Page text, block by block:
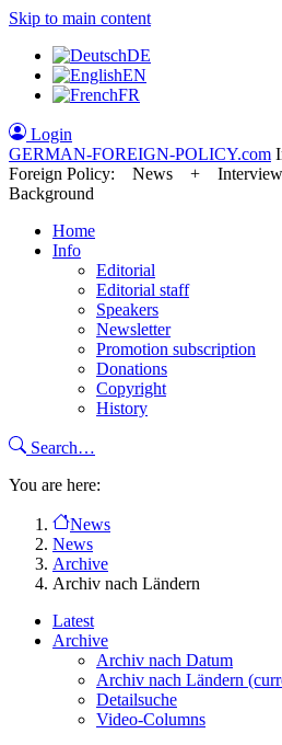
Skip to main content
DE
EN
FR
Login
GERMAN-FOREIGN-POLICY.com
Foreign Policy: News +
Background
Home
Info
Editorial
Editorial staff
Speakers
Newsletter
Promotion subscription
Donations
Copyright
History
Search…
You are here:
News
News
Archive
Archiv nach Ländern
Latest
Archive
Archiv nach Datum
Archiv nach Ländern
Detailsuche
Video-Columns